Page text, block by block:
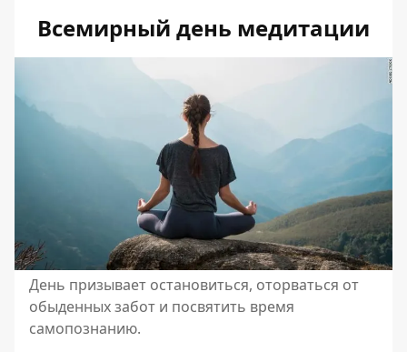
Всемирный день медитации
День призывает остановиться, оторваться от
обыденных забот и посвятить время
самопознанию.